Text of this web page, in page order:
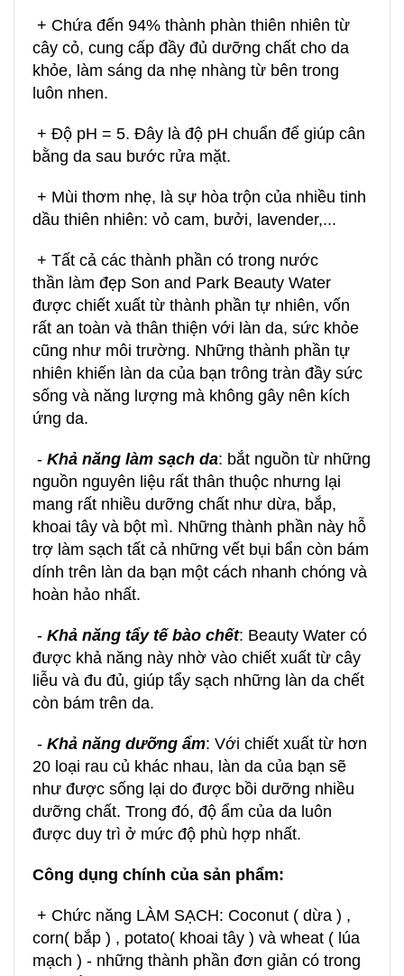
+ Chứa đến 94% thành phàn thiên nhiên từ
cây cỏ, cung cấp đầy đủ dưỡng chất cho da
khỏe, làm sáng da nhẹ nhàng từ bên trong
luôn nhen.
+ Độ pH = 5. Đây là độ pH chuẩn để giúp cân
bằng da sau bước rửa mặt.
+ Mùi thơm nhẹ, là sự hòa trộn của nhiều tinh
dầu thiên nhiên: vỏ cam, bưởi, lavender,...
+ Tất cả các thành phần có trong nước
thần làm đẹp Son and Park Beauty Water
được chiết xuất từ thành phần tự nhiên, vốn
rất an toàn và thân thiện với làn da, sức khỏe
cũng như môi trường. Những thành phần tự
nhiên khiến làn da của bạn trông tràn đầy sức
sống và năng lượng mà không gây nên kích
ứng da.
- Khả năng làm sạch da: bắt nguồn từ những
nguồn nguyên liệu rất thân thuộc nhưng lại
mang rất nhiều dưỡng chất như dừa, bắp,
khoai tây và bột mì. Những thành phần này hỗ
trợ làm sạch tất cả những vết bụi bẩn còn bám
dính trên làn da bạn một cách nhanh chóng và
hoàn hảo nhất.
- Khả năng tẩy tế bào chết: Beauty Water có
được khả năng này nhờ vào chiết xuất từ cây
liễu và đu đủ, giúp tẩy sạch những làn da chết
còn bám trên da.
- Khả năng dưỡng ẩm: Với chiết xuất từ hơn
20 loại rau củ khác nhau, làn da của bạn sẽ
như được sống lại do được bồi dưỡng nhiều
dưỡng chất. Trong đó, độ ẩm của da luôn
được duy trì ở mức độ phù hợp nhất.
Công dụng chính của sản phẩm:
+ Chức năng LÀM SẠCH: Coconut ( dừa ) ,
corn( bắp ) , potato( khoai tây ) và wheat ( lúa
mạch ) - những thành phần đơn giản có trong